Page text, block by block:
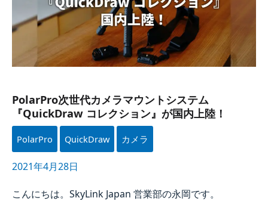
PolarPro次世代カメラマウントシステム
『QuickDraw コレクション』が​国内上陸！
PolarPro QuickDraw カメラ
2021年4月28日
こんにちは。​ SkyLink Japan 営業部の​永岡です。​
国内上陸！